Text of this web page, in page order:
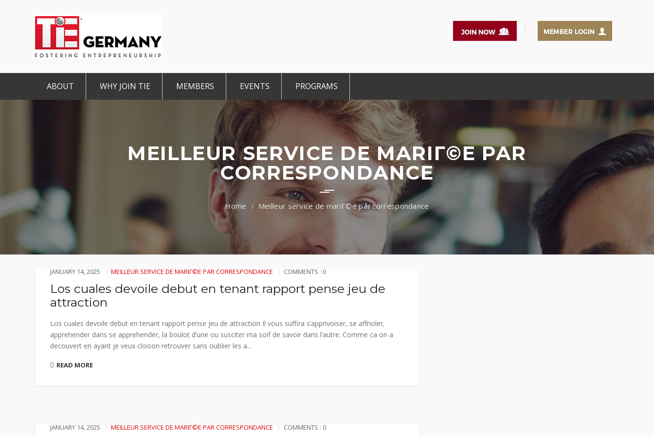
ABOUT
TiE Regions & Chapters
WHY JOIN TIE
Member
Student Member
MEMBERS
Charter Members
Associated Members
EVENTS
CCE Intro
PROGRAMS
TiE Student
TiE Women
TiE University
MEILLEUR SERVICE DE MARIГ©E PAR
CORRESPONDANCE
Meilleur service de mariГ©e par correspondance
JANUARY 14, 2025 MEILLEUR SERVICE DE MARIГ©E PAR CORRESPONDANCE COMMENTS : 0
Los cuales devoile debut en tenant rapport pense jeu de
attraction
Los cuales devoile debut en tenant rapport pense jeu de attraction Il vous suffira s’apprivoiser, se affrioler,
apprehender dans se apprehender, la boulot d’une ou susciter ma soif de savoir dans l’autre. Comme ca on a
decouvert en ayant je veux cloison retrouver sans oublier les a...
READ MORE
JANUARY 14, 2025 MEILLEUR SERVICE DE MARIГ©E PAR CORRESPONDANCE COMMENTS : 0